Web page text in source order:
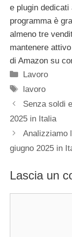
e plugin dedicati
programma è
almeno tre
mantenere
di Amazon su
Categorie
Lavoro
Tag
lavoro
Senza soldi
2025 in Italia
Analizziamo
giugno 2025 in
Lascia un